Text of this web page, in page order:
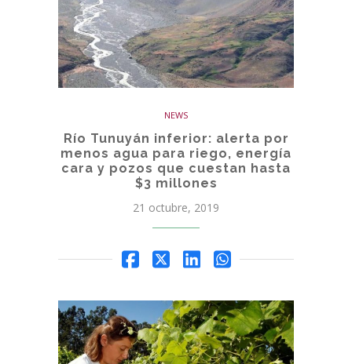
NEWS
Río Tunuyán inferior: alerta por
menos agua para riego, energía
cara y pozos que cuestan hasta
$3 millones
21 octubre, 2019